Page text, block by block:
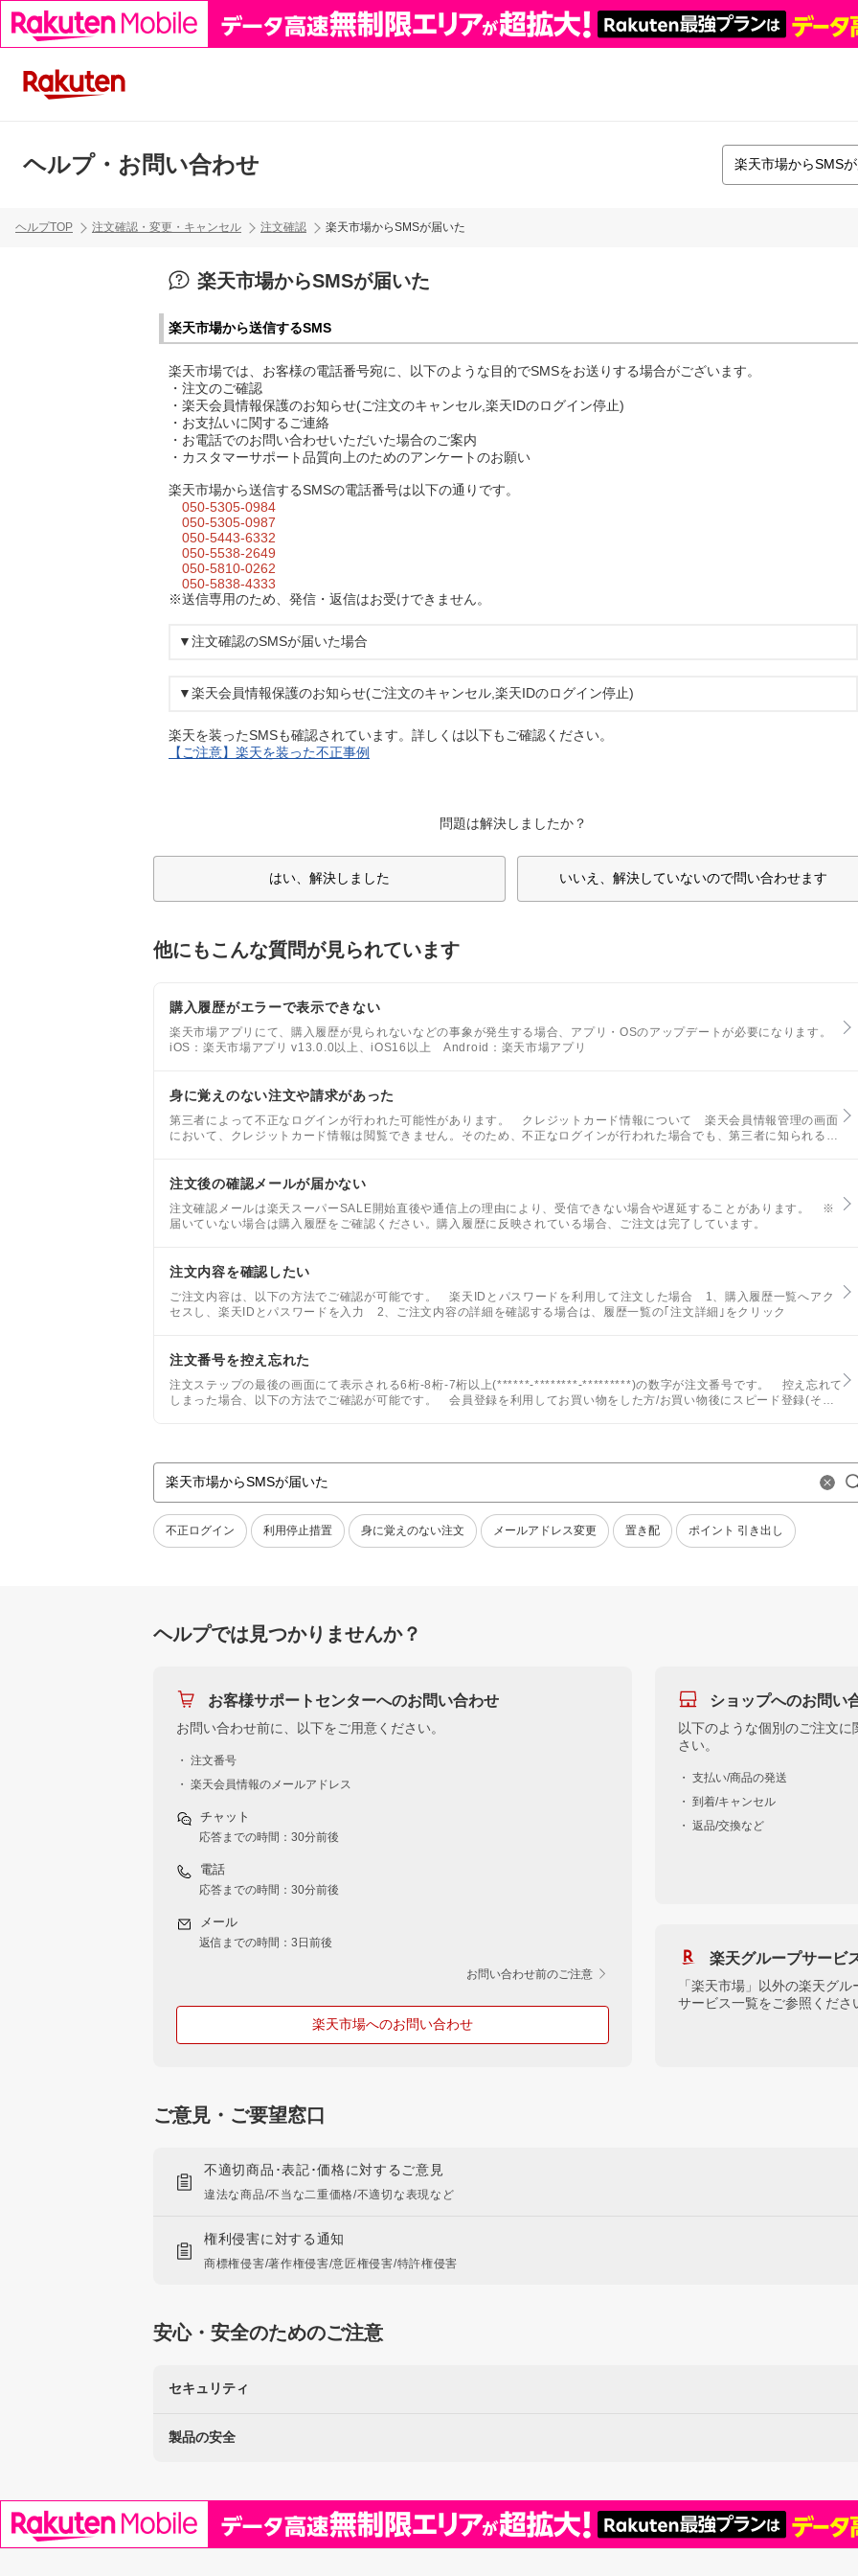
ヘルプ・お問い合わせ
ヘルプTOP 注文確認・変更・キャンセル 注文確認 楽天市場からSMSが届いた
楽天市場からSMSが届いた
楽天市場から送信するSMS
楽天市場では、お客様の電話番号宛に、以下のような目的でSMSをお送りする場合がございます。
・注文のご確認
・楽天会員情報保護のお知らせ(ご注文のキャンセル,楽天IDのログイン停止)
・お支払いに関するご連絡
・お電話でのお問い合わせいただいた場合のご案内
・カスタマーサポート品質向上のためのアンケートのお願い
楽天市場から送信するSMSの電話番号は以下の通りです。
050-5305-0984
050-5305-0987
050-5443-6332
050-5538-2649
050-5810-0262
050-5838-4333
※送信専用のため、発信・返信はお受けできません。
▼注文確認のSMSが届いた場合
▼楽天会員情報保護のお知らせ(ご注文のキャンセル,楽天IDのログイン停止)
楽天を装ったSMSも確認されています。詳しくは以下もご確認ください。
【ご注意】楽天を装った不正事例
問題は解決しましたか？
はい、解決しました いいえ、解決していないので問い合わせます
他にもこんな質問が見られています
購入履歴がエラーで表示できない
楽天市場アプリにて、購入履歴が見られないなどの事象が発生する場合、アプリ・OSのアップデートが必要になります。
iOS：楽天市場アプリ v13.0.0以上、iOS16以上 Android：楽天市場アプリ
身に覚えのない注文や請求があった
第三者によって不正なログインが行われた可能性があります。 クレジットカード情報について 楽天会員情報管理の画面
において、クレジットカード情報は閲覧できません。そのため、不正なログインが行われた場合でも、第三者に知られるこ
注文後の確認メールが届かない
注文確認メールは楽天スーパーSALE開始直後や通信上の理由により、受信できない場合や遅延することがあります。 ※
届いていない場合は購入履歴をご確認ください。購入履歴に反映されている場合、ご注文は完了しています。
注文内容を確認したい
ご注文内容は、以下の方法でご確認が可能です。 楽天IDとパスワードを利用して注文した場合 1、購入履歴一覧へアク
セスし、楽天IDとパスワードを入力 2、ご注文内容の詳細を確認する場合は、履歴一覧の｢注文詳細｣をクリック
注文番号を控え忘れた
注文ステップの最後の画面にて表示される6桁-8桁-7桁以上(******-********-*********)の数字が注文番号です。 控え忘れて
しまった場合、以下の方法でご確認が可能です。 会員登録を利用してお買い物をした方/お買い物後にスピード登録(その
不正ログイン 利用停止措置 身に覚えのない注文 メールアドレス変更 置き配 ポイント 引き出し
ヘルプでは見つかりませんか？
お客様サポートセンターへのお問い合わせ
お問い合わせ前に、以下をご用意ください。
・ 注文番号
・ 楽天会員情報のメールアドレス
チャット
応答までの時間：30分前後
電話
応答までの時間：30分前後
メール
返信までの時間：3日前後
お問い合わせ前のご注意
楽天市場へのお問い合わせ
ショップへのお問い
以下のような個別のご注文
さい。
・ 支払い/商品の発送
・ 到着/キャンセル
・ 返品/交換など
楽天グループサービ
「楽天市場」以外の楽天グ
サービス一覧をご参照くださ
ご意見・ご要望窓口
不適切商品･表記･価格に対するご意見
違法な商品/不当な二重価格/不適切な表現など
権利侵害に対する通知
商標権侵害/著作権侵害/意匠権侵害/特許権侵害
安心・安全のためのご注意
セキュリティ
楽天を装った不正にご注意ください
製品の安全
リコール製品に関する情報